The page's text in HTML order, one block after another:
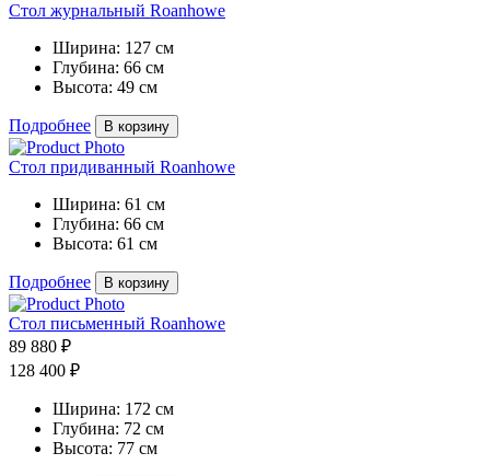
Стол журнальный Roanhowe
Ширина: 127 см
Глубина: 66 см
Высота: 49 см
Подробнее В корзину
Стол придиванный Roanhowe
Ширина: 61 см
Глубина: 66 см
Высота: 61 см
Подробнее В корзину
Стол письменный Roanhowe
89 880 ₽
128 400 ₽
Ширина: 172 см
Глубина: 72 см
Высота: 77 см